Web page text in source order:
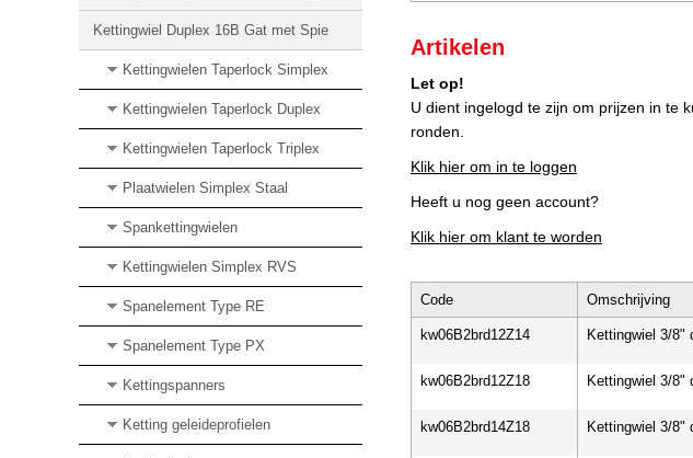
Kettingwiel Duplex 16B Gat met Spie
Kettingwielen Taperlock Simplex
Kettingwielen Taperlock Duplex
Kettingwielen Taperlock Triplex
Plaatwielen Simplex Staal
Spankettingwielen
Kettingwielen Simplex RVS
Spanelement Type RE
Spanelement Type PX
Kettingspanners
Ketting geleideprofielen
Artikelen
Let op!
U dient ingelogd te zijn om prijzen in te
ronden.
Klik hier om in te loggen
Heeft u nog geen account?
Klik hier om klant te worden
Code Omschrijving
kw06B2brd12Z14 Kettingwiel 3/8"
kw06B2brd12Z18 Kettingwiel 3/8"
kw06B2brd14Z18 Kettingwiel 3/8"